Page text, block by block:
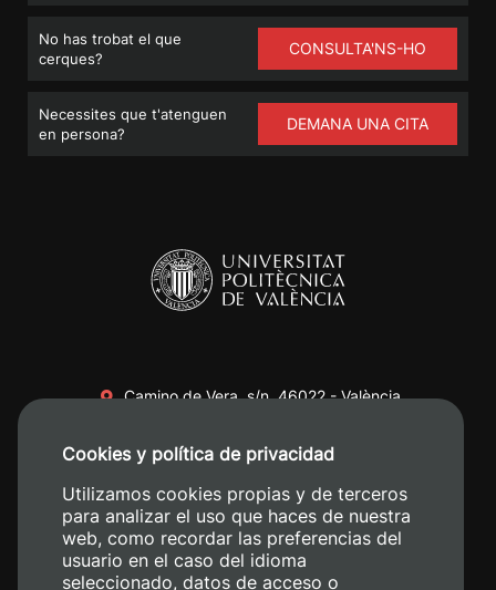
No has trobat el que
cerques?
CONSULTA'NS-HO
Necessites que t'atenguen
en persona?
DEMANA UNA CITA
Camino de Vera, s/n. 46022 - València
+34 620 04 00 50
Cookies y política de privacidad
Utilizamos cookies propias y de terceros
para analizar el uso que haces de nuestra
web, como recordar las preferencias del
usuario en el caso del idioma
seleccionado, datos de acceso o